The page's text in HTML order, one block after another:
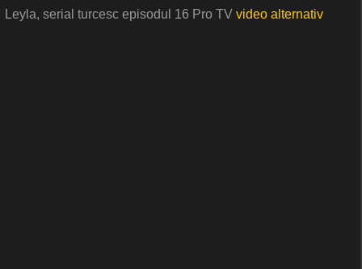
Leyla, serial turcesc episodul 16 Pro TV video alternativ